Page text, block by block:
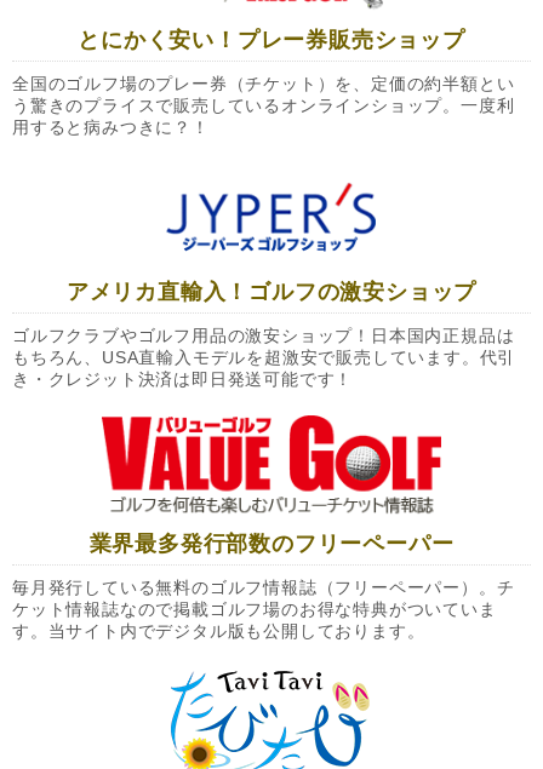
とにかく安い！プレー券販売ショップ
全国のゴルフ場のプレー券（チケット）を、定価の約半額とい
う驚きのプライスで販売しているオンラインショップ。一度利
用すると病みつきに？！
アメリカ直輸入！ゴルフの激安ショップ
ゴルフクラブやゴルフ用品の激安ショップ！日本国内正規品は
もちろん、USA直輸入モデルを超激安で販売しています。代引
き・クレジット決済は即日発送可能です！
業界最多発行部数のフリーペーパー
毎月発行している無料のゴルフ情報誌（フリーペーパー）。チ
ケット情報誌なので掲載ゴルフ場のお得な特典がついていま
す。当サイト内でデジタル版も公開しております。